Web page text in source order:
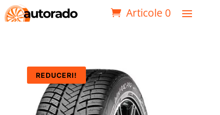
Articole 0
REDUCERI!